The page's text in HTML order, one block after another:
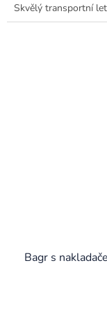
Skvělý transportní
Bagr s